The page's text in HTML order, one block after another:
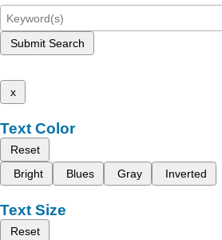
Submit Search
x
Text Color
Reset
Bright
Blues Gray Inverted
Text Size
Reset